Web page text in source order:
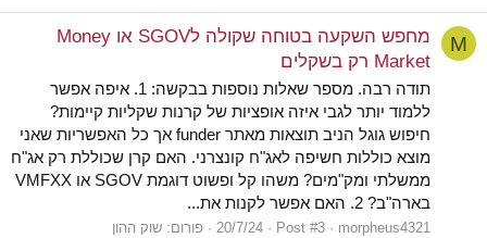
M
מחפש השקעה בטוחה שקולה לSGOV או Money
Market רק בשקלים
תודה רבה. מספר שאלות נוספות בבקשה: 1. איפה אפשר
ללמוד יותר לגבי איזה אופציות של קרנות שקליות קיימות?
חיפוש גוגל הניב תוצאות מאתר funder אך כל האפשריות שאני
מוצא כוללות חשיפה לאג"ח קונצרני. האם קרן שכוללת רק אג"ח
ממשלתי ומק"מים? משהו קל ופשוט דוגמת SGOV או VMFXX
בארה"ב? 2. האם אפשר לקנות את...
morpheus4321
Post #3
20/7/24 פורום: שוק ההון